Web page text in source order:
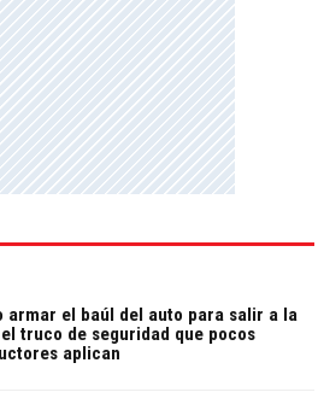
armar el baúl del auto para salir a la
truco de seguridad que pocos
aplican